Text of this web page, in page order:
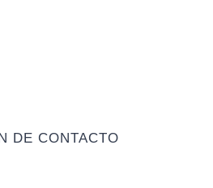
DE CONTACTO